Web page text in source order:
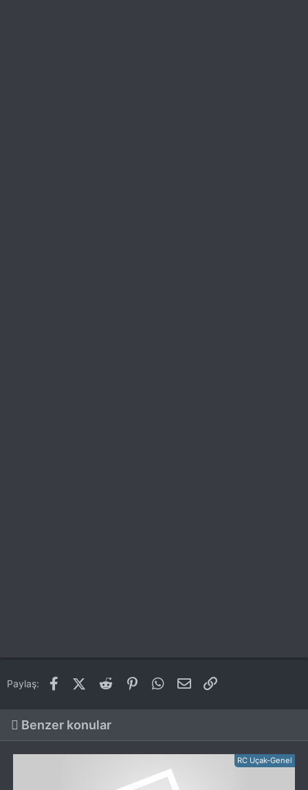
Paylaş: FacebookX (Twitter)
Reddit PinterestWhatsApp
E-posta
Benzer konular
RC Uçak-Genel